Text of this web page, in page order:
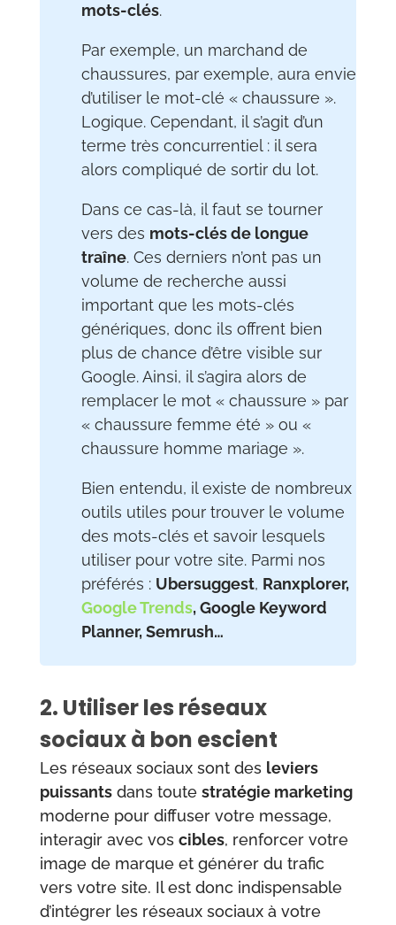
mots-clés.
Par exemple, un marchand de
chaussures, par exemple, aura envie
d’utiliser le mot-clé « chaussure ».
Logique. Cependant, il s’agit d’un
terme très concurrentiel : il sera
alors compliqué de sortir du lot.
Dans ce cas-là, il faut se tourner
vers des mots-clés de longue
traîne. Ces derniers n’ont pas un
volume de recherche aussi
important que les mots-clés
génériques, donc ils offrent bien
plus de chance d’être visible sur
Google. Ainsi, il s’agira alors de
remplacer le mot « chaussure » par
« chaussure femme été » ou «
chaussure homme mariage ».
Bien entendu, il existe de nombreux
outils utiles pour trouver le volume
des mots-clés et savoir lesquels
utiliser pour votre site. Parmi nos
préférés : Ubersuggest, Ranxplorer,
Google Trends, Google Keyword
Planner, Semrush…
2. Utiliser les réseaux
sociaux à bon escient
Les réseaux sociaux sont des leviers
puissantsdans toute stratégie marketing
moderne pour diffuser votre message,
interagir avec vos cibles, renforcer votre
image de marque et générer du trafic
vers votre site. Il est donc indispensable
d’intégrer les réseaux sociaux à votre